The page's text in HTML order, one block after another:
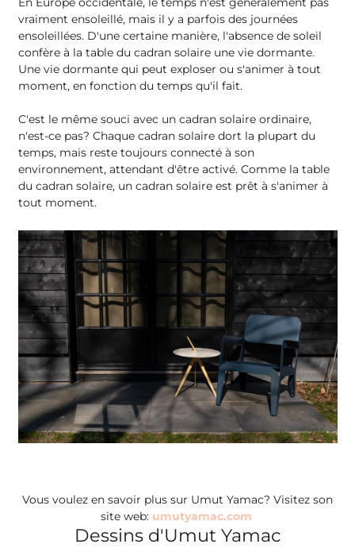
vraiment ensoleillé, mais il y a parfois des journées
ensoleillées. D'une certaine manière, l'absence de soleil
confère à la table du cadran solaire une vie dormante.
Une vie dormante qui peut exploser ou s'animer à tout
moment, en fonction du temps qu'il fait.
C'est le même souci avec un cadran solaire ordinaire,
n'est-ce pas? Chaque cadran solaire dort la plupart du
temps, mais reste toujours connecté à son
environnement, attendant d'être activé. Comme la table
du cadran solaire, un cadran solaire est prêt à s'animer à
tout moment.
Vous voulez en savoir plus sur Umut Yamac? Visitez son
site web: umutyamac.com
Dessins d'Umut Yamac